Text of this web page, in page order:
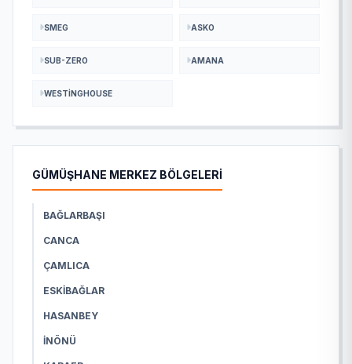
SMEG ASKO
SUB-ZERO AMANA
WESTINGHOUSE
GÜMÜŞHANE MERKEZ BÖLGELERİ
BAĞLARBAŞI
CANCA
ÇAMLICA
ESKIBAĞLAR
HASANBEY
İNÖNÜ